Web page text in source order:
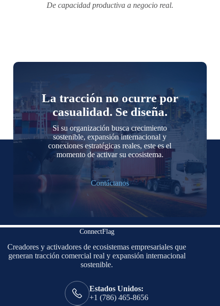
De capacidad productiva a negocio real.
La tracción no ocurre por
casualidad. Se diseña.
Si su organización busca crecimiento
sostenible, expansión internacional y
conexiones estratégicas reales, este es el
momento de activar su ecosistema.
Contáctanos
ConnectFlag
Creadores y activadores de ecosistemas empresariales que
generan tracción comercial real y expansión internacional
sostenible.
Estados Unidos:
+1 (786) 465-8656